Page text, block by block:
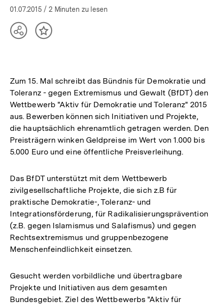
01.07.2015 / 2 Minuten zu lesen
TeilenInhalt
Zum 15. Mal schreibt das Bündnis für Demokratie und
Toleranz - gegen Extremismus und Gewalt (BfDT) den
Wettbewerb "Aktiv für Demokratie und Toleranz" 2015
aus. Bewerben können sich Initiativen und Projekte,
die hauptsächlich ehrenamtlich getragen werden. Den
Preisträgern winken Geldpreise im Wert von 1.000 bis
5.000 Euro und eine öffentliche Preisverleihung.
Das BfDT unterstützt mit dem Wettbewerb
zivilgesellschaftliche Projekte, die sich z.B für
praktische Demokratie-, Toleranz- und
Integrationsförderung, für Radikalisierungsprävention
(z.B. gegen Islamismus und Salafismus) und gegen
Rechtsextremismus und gruppenbezogene
Menschenfeindlichkeit einsetzen.
Gesucht werden vorbildliche und übertragbare
Projekte und Initiativen aus dem gesamten
Bundesgebiet. Ziel des Wettbewerbs "Aktiv für